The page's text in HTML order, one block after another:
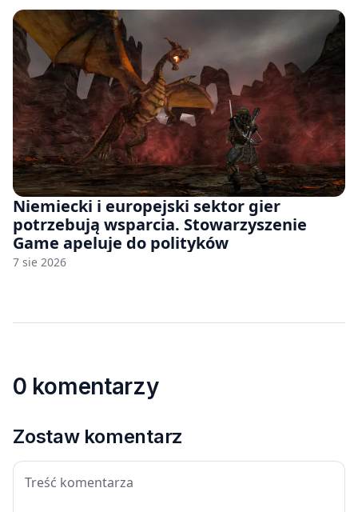
Niemiecki i europejski sektor gier
potrzebują wsparcia. Stowarzyszenie
Game apeluje do polityków
7 sie 2026
0 komentarzy
Zostaw komentarz